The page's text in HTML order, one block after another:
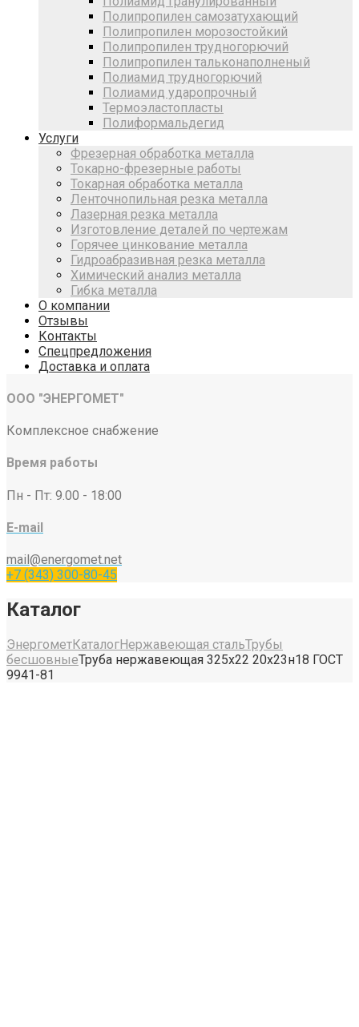
Полипропилен самозатухающий
Полипропилен морозостойкий
Полипропилен трудногорючий
Полипропилен тальконаполненый
Полиамид трудногорючий
Полиамид ударопрочный
Термоэластопласты
Полиформальдегид
Услуги
Фрезерная обработка металла
Токарно-фрезерные работы
Токарная обработка металла
Ленточнопильная резка металла
Лазерная резка металла
Изготовление деталей по чертежам
Горячее цинкование металла
Гидроабразивная резка металла
Химический анализ металла
Гибка металла
О компании
Отзывы
Контакты
Спецпредложения
Доставка и оплата
ООО "ЭНЕРГОМЕТ"
Комплексное снабжение
Время работы
Пн - Пт: 9.00 - 18:00
E-mail
mail@energomet.net
+7 (343) 300-80-45
Каталог
ЭнергометКаталогНержавеющая стальТрубы
бесшовныеТруба нержавеющая 325х22 20х23н18 ГОСТ
9941-81